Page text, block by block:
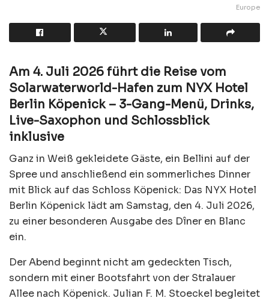
Europe
Am 4. Juli 2026 führt die Reise vom
Solarwaterworld-Hafen zum NYX Hotel
Berlin Köpenick – 3-Gang-Menü, Drinks,
Live-Saxophon und Schlossblick
inklusive
Ganz in Weiß gekleidete Gäste, ein Bellini auf der
Spree und anschließend ein sommerliches Dinner
mit Blick auf das Schloss Köpenick: Das NYX Hotel
Berlin Köpenick lädt am Samstag, den 4. Juli 2026,
zu einer besonderen Ausgabe des Dîner en Blanc
ein.
Der Abend beginnt nicht am gedeckten Tisch,
sondern mit einer Bootsfahrt von der Stralauer
Allee nach Köpenick. Julian F. M. Stoeckel begleitet